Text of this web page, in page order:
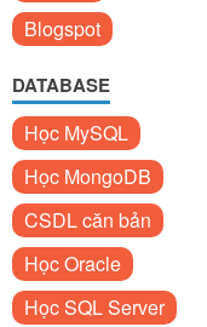
Blogspot
DATABASE
Học MySQL
Học MongoDB
CSDL căn bản
Học Oracle
Học SQL Server